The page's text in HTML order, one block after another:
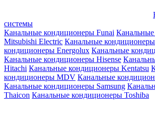
системы
Канальные кондиционеры Funai
Mitsubishi Electric Канальные
кондиционеры Energolux Канальные
Канальные кондиционеры Hisense
Hitachi Канальные кондиционеры Kentatsu
кондиционеры MDV Канальные
Канальные кондиционеры Samsung
Thaicon Канальные кондиционеры Toshiba